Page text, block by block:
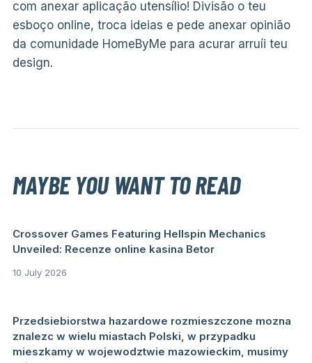
com anexar aplicação utensílio! Divisão o teu
esboço online, troca ideias e pede anexar opinião
da comunidade HomeByMe para acurar arruíi teu
design.
MAYBE YOU WANT TO READ
Crossover Games Featuring Hellspin Mechanics
Unveiled: Recenze online kasina Betor
10 July 2026
Przedsiebiorstwa hazardowe rozmieszczone mozna
znalezc w wielu miastach Polski, w przypadku
mieszkamy w wojewodztwie mazowieckim, musimy